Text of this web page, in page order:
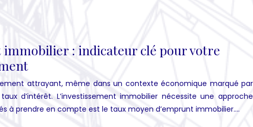
: indicateur clé pour votre
attrayant, même dans un contexte économique marqué par
d’intérêt. L’investissement immobilier nécessite une approche
à prendre en compte est le taux moyen d’emprunt immobilier….